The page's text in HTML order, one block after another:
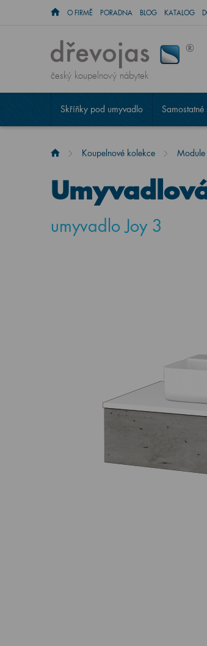
O FIRMĚ PORADNA BLOG KATALOG
český koupelnový nábytek
Skříňky pod umyvadlo Samostatné
Koupelnové kolekce Module
umyvadlo Joy 3